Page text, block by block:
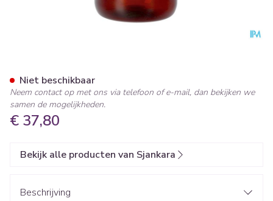
€ 37,80
Niet beschikbaar
Neem contact op met ons via telefoon of e-mail, dan bekijken we
samen de mogelijkheden.
Bekijk alle producten van Sjankara
Beschrijving